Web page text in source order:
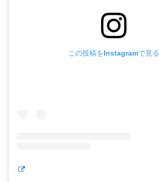
この投稿をInstagramで見る